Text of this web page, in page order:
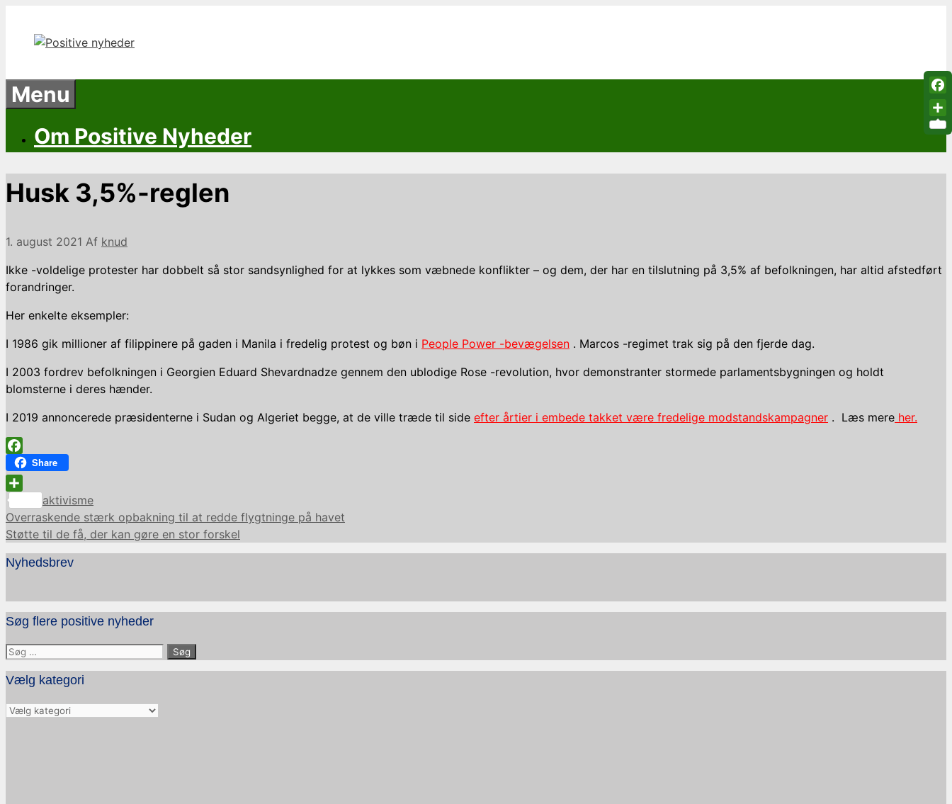
indhold
Menu
Om Positive Nyheder
Husk 3,5%-reglen
1. august 2021 Af knud
Ikke -voldelige protester har dobbelt så stor sandsynlighed for at lykkes som væbnede konflikter – og dem, der har en tilslutning på 3,5% af befolkningen, har altid afstedført
forandringer.
Her enkelte eksempler:
I 1986 gik millioner af filippinere på gaden i Manila i fredelig protest og bøn i People Power -bevægelsen . Marcos -regimet trak sig på den fjerde dag.
I 2003 fordrev befolkningen i Georgien Eduard Shevardnadze gennem den ublodige Rose -revolution, hvor demonstranter stormede parlamentsbygningen og holdt
blomsterne i deres hænder.
I 2019 annoncerede præsidenterne i Sudan og Algeriet begge, at de ville træde til side efter årtier i embede takket være fredelige modstandskampagner . Læs mere her.
Facebook
Share
Share
Kategorier
aktivisme
Overraskende stærk opbakning til at redde flygtninge på havet
Støtte til de få, der kan gøre en stor forskel
Nyhedsbrev
Søg flere positive nyheder
Søg
efter:
Vælg kategori
Vælg